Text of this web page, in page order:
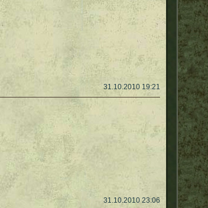
31.10.2010 19:21
31.10.2010 23:06